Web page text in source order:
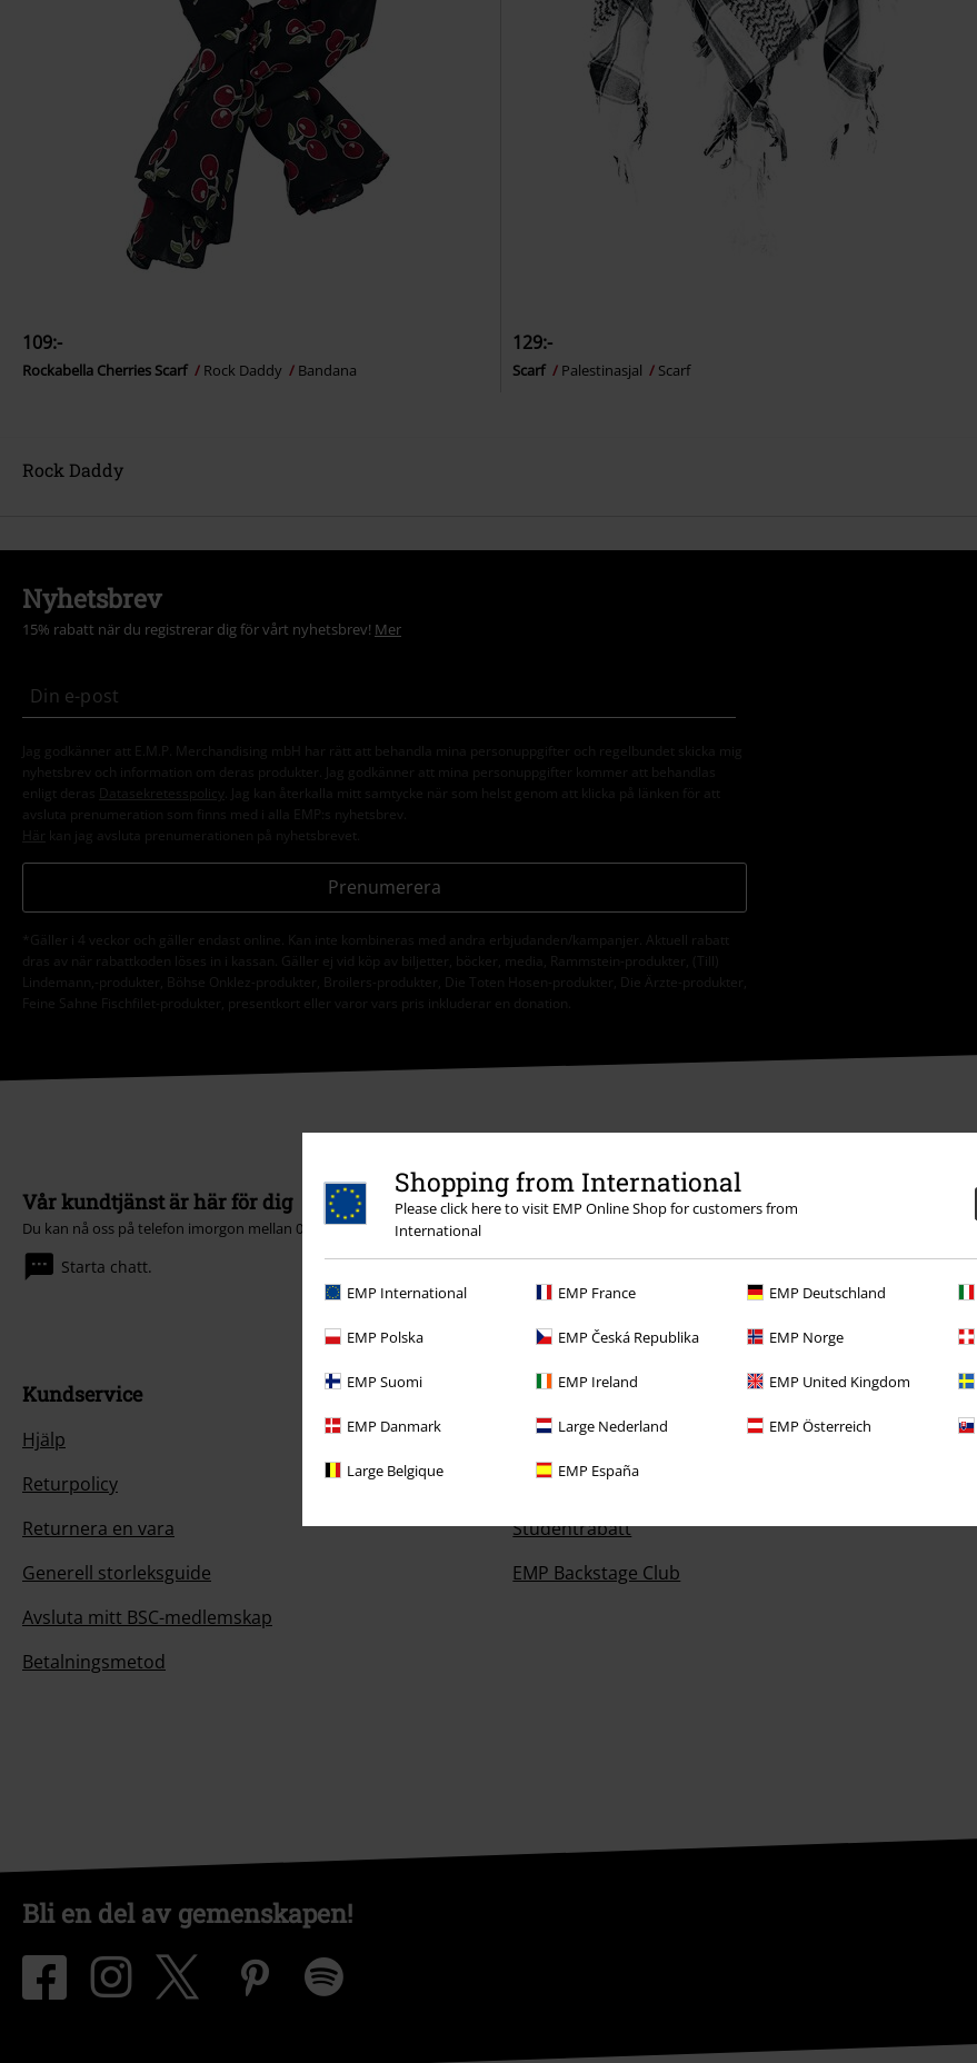
Shopping from International
Please click here to visit EMP Online Shop for customers from
International
EMP International EMP France EMP Deutschland
EMP Polska EMP Česká Republika EMP Norge
EMP Suomi EMP Ireland EMP United Kingdom
EMP Danmark Large Nederland EMP Österreich
Large Belgique EMP España
109:-
Rockabella Cherries Scarf Rock Daddy Bandana
129:-
Scarf Palestinasjal Scarf
Rock Daddy
Nyhetsbrev
15% rabatt när du registrerar dig för vårt nyhetsbrev! Mer
Jag godkänner att E.M.P. Merchandising mbH har rätt att behandla mina personuppgifter och regelbundet skicka mig
nyhetsbrev och information om deras produkter. Jag godkänner att mina personuppgifter kommer att behandlas
enligt deras
Datasekretesspolicy
. Jag kan återkalla mitt samtycke när som helst genom att klicka på länken för att
avsluta prenumeration som finns med i alla EMP:s nyhetsbrev.
Här kan jag avsluta prenumerationen på nyhetsbrevet.
Prenumerera
*Gäller i 4 veckor och gäller endast online. Kan inte kombineras med andra erbjudanden/kampanjer. Aktuell rabatt
dras av när rabattkoden löses in i kassan. Gäller ej vid köp av biljetter, böcker, media, Rammstein-produkter, (Till)
Lindemann,-produkter, Böhse Onklez-produkter, Broilers-produkter, Die Toten Hosen-produkter, Die Ärzte-produkter,
Feine Sahne Fischfilet-produkter, presentkort eller varor vars pris inkluderar en donation.
Vår kundtjänst är här för dig
Du kan nå oss på telefon imorgon mellan 09:00 - 16:00. (Lunchstängt 12:00 - 13:00).
Starta chatt.
Kundservice
Hjälp
Returpolicy
Returnera en vara
Generell storleksguide
Avsluta mitt BSC-medlemskap
Betalningsmetod
Dina erbjudanden
Tävlingar
Beställ EMP-presentkort
Studentrabatt
EMP Backstage Club
Bli en del av gemenskapen!